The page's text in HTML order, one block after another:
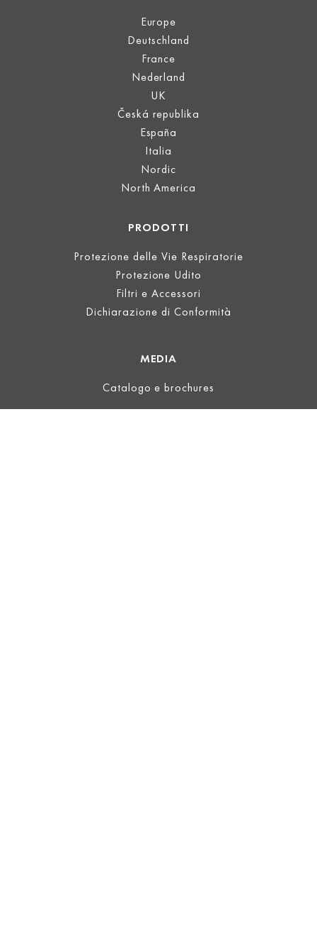
Europe
Deutschland
France
Nederland
UK
Česká republika
España
Italia
Nordic
North America
PRODOTTI
Protezione delle Vie Respiratorie
Protezione Udito
Filtri e Accessori
Dichiarazione di Conformità
MEDIA
Catalogo e brochures